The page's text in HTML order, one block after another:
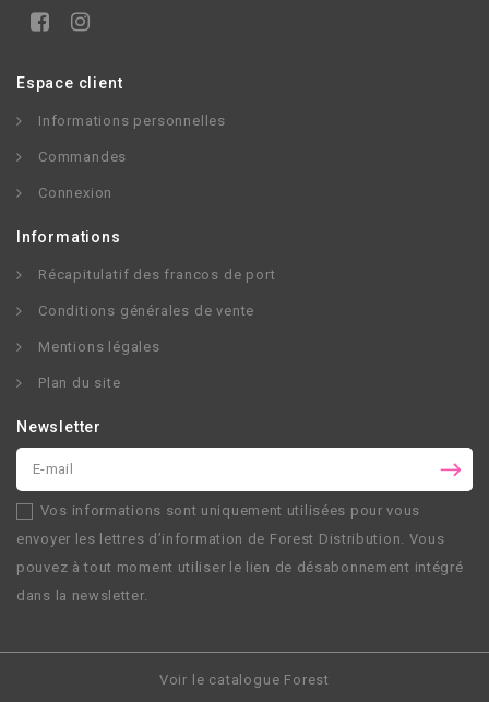
Espace client
Informations personnelles
Commandes
Connexion
Informations
Récapitulatif des francos de port
Conditions générales de vente
Mentions légales
Plan du site
Newsletter
Vos informations sont uniquement utilisées pour vous
envoyer les lettres d’information de Forest Distribution . Vous
pouvez à tout moment utiliser le lien de désabonnement intégré
dans la newsletter.
Voir le catalogue Forest